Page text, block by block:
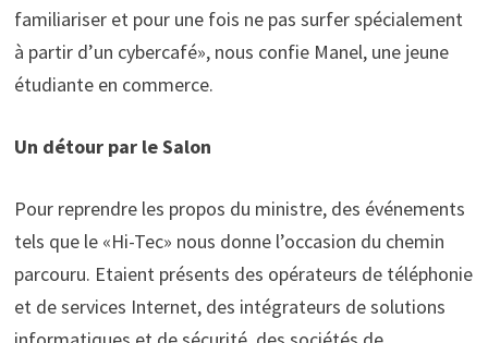
familiariser et pour une fois ne pas surfer spécialement
à partir d’un cybercafé», nous confie Manel, une jeune
étudiante en commerce.
Un détour par le Salon
Pour reprendre les propos du ministre, des événements
tels que le «Hi-Tec» nous donne l’occasion du chemin
parcouru. Etaient présents des opérateurs de téléphonie
et de services Internet, des intégrateurs de solutions